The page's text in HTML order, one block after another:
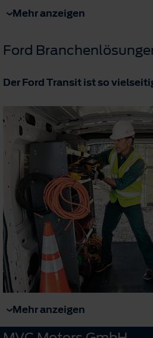
Mehr anzeigen
Ford
Der Ford Transit ist so
Mehr anzeigen